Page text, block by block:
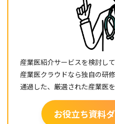
産業医紹介サービスを検討し
産業医クラウドなら独自の研
通過した、厳選された産業医
お役立ち資料